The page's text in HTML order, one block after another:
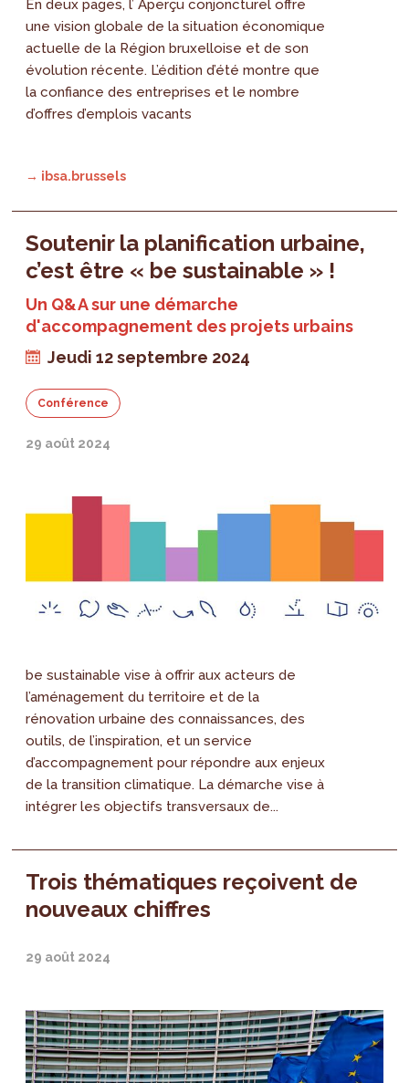
En deux pages, l’ Aperçu conjoncturel offre
une vision globale de la situation économique
actuelle de la Région bruxelloise et de son
évolution récente. L’édition d’été montre que
la confiance des entreprises et le nombre
d’offres d’emplois vacants
→ ibsa.brussels
Soutenir la planification urbaine,
c’est être « be sustainable » !
Un Q&A sur une démarche
d'accompagnement des projets urbains
Jeudi 12 septembre 2024
Conférence
29 août 2024
be sustainable vise à offrir aux acteurs de
l’aménagement du territoire et de la
rénovation urbaine des connaissances, des
outils, de l’inspiration, et un service
d’accompagnement pour répondre aux enjeux
de la transition climatique. La démarche vise à
intégrer les objectifs transversaux de...
Trois thématiques reçoivent de
nouveaux chiffres
29 août 2024